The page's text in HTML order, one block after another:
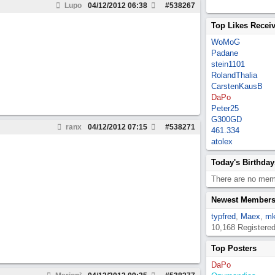
Lupo #538267
04/12/2012 06:38
ranx #538271
04/12/2012 07:15
Top Likes
WoMoG
Padane
stein1101
RolandThalia
CarstenKausB
DaPo
Peter25
G300GD
461.334
atolex
Today's
There are no
Newest Members
typfred, Maex,
10,168
Top Posters
DaPo